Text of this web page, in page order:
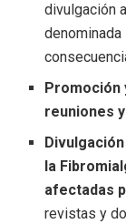
divulgación
Promoción
reuniones
la
afectadas
revistas y